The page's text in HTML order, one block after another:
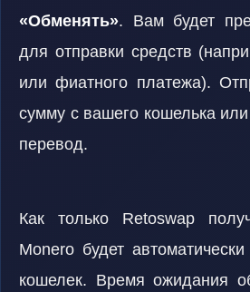
«Обменять». Вам будет
для отправки средств
или фиатного платежа).
сумму с вашего кошелька или
перевод.
Как только Retoswap
Monero будет
кошелек. Время ожидания